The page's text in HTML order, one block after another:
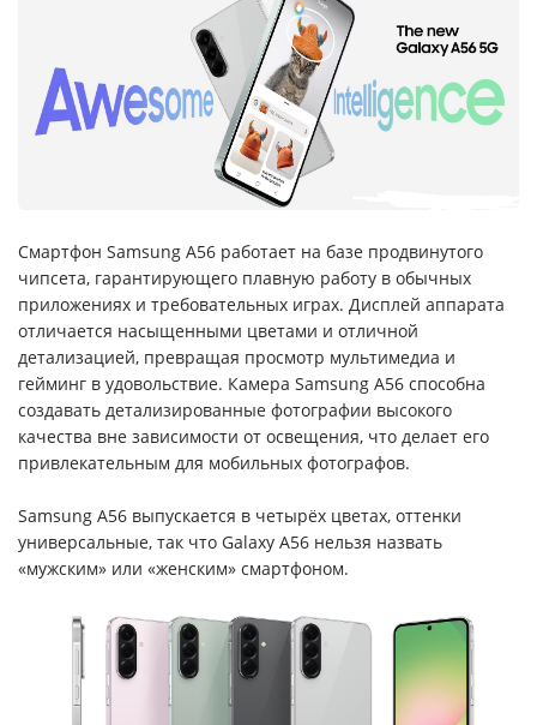
Смартфон Samsung A56 работает на базе продвинутого
чипсета, гарантирующего плавную работу в обычных
приложениях и требовательных играх. Дисплей аппарата
отличается насыщенными цветами и отличной
детализацией, превращая просмотр мультимедиа и
гейминг в удовольствие. Камера Samsung A56 способна
создавать детализированные фотографии высокого
качества вне зависимости от освещения, что делает его
привлекательным для мобильных фотографов.
Samsung A56 выпускается в четырёх цветах, оттенки
универсальные, так что Galaxy A56 нельзя назвать
«мужским» или «женским» смартфоном.